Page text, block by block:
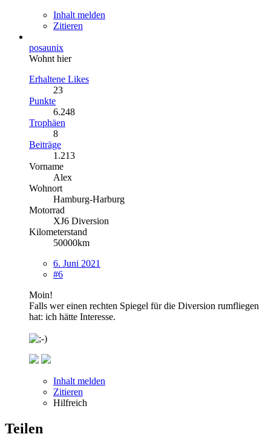
Inhalt melden
Zitieren
posaunix
Wohnt hier
Erhaltene Likes
23
Punkte
6.248
Trophäen
8
Beiträge
1.213
Vorname
Alex
Wohnort
Hamburg-Harburg
Motorrad
XJ6 Diversion
Kilometerstand
50000km
6. Juni 2021
#6
Moin!
Falls wer einen rechten Spiegel für die Diversion rumfliegen
hat: ich hätte Interesse.
Inhalt melden
Zitieren
Hilfreich
Teilen